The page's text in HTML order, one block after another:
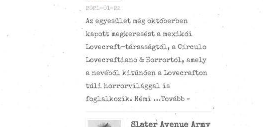
2021-01-22
Az egyesület még októberben
kapott megkeresést a mexikói
Lovecraft-társaságtól, a Círculo
Lovecraftiano & Horrortól, amely
a nevéből kitűnően a Lovecrafton
túli horrorvilággal is
foglalkozik. Némi …Tovább »